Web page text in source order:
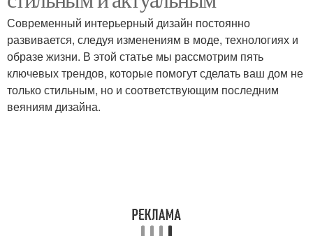
Современный интерьерный дизайн постоянно
развивается, следуя изменениям в моде, технологиях и
образе жизни. В этой статье мы рассмотрим пять
ключевых трендов, которые помогут сделать ваш дом не
только стильным, но и соответствующим последним
веяниям дизайна.